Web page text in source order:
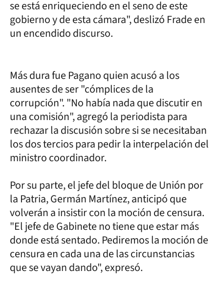
se está enriqueciendo en el seno de este
gobierno y de esta cámara", deslizó Frade en
un encendido discurso.
Más dura fue Pagano quien acusó a los
ausentes de ser "cómplices de la
corrupción". "No había nada que discutir en
una comisión", agregó la periodista para
rechazar la discusión sobre si se necesitaban
los dos tercios para pedir la interpelación del
ministro coordinador.
Por su parte, el jefe del bloque de Unión por
la Patria, Germán Martínez, anticipó que
volverán a insistir con la moción de censura.
"El jefe de Gabinete no tiene que estar más
donde está sentado. Pediremos la moción de
censura en cada una de las circunstancias
que se vayan dando", expresó.